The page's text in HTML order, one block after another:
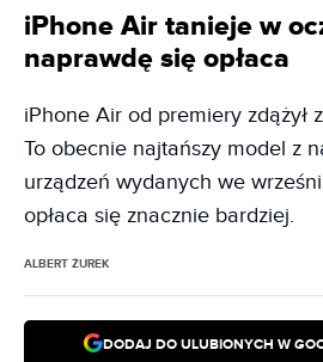
iPhone Air tanieje w
naprawdę się opłaca
iPhone Air od premiery zdążył
To obecnie najtańszy model z
urządzeń wydanych we
opłaca się znacznie bardziej.
ALBERT ŻUREK
DODAJ DO ULUBIONYCH W